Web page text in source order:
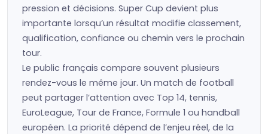
pression et décisions. Super Cup devient plus
importante lorsqu’un résultat modifie classement,
qualification, confiance ou chemin vers le prochain
tour.
Le public français compare souvent plusieurs
rendez-vous le même jour. Un match de football
peut partager l’attention avec Top 14, tennis,
EuroLeague, Tour de France, Formule 1 ou handball
européen. La priorité dépend de l’enjeu réel, de la